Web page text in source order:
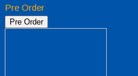
Pre Order
Pre Order